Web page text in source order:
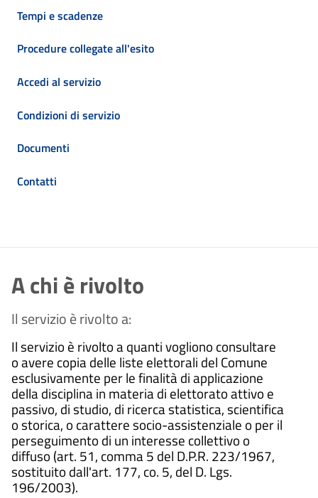
Tempi e scadenze
Procedure collegate all'esito
Accedi al servizio
Condizioni di servizio
Documenti
Contatti
A chi è rivolto
Il servizio è rivolto a:
Il servizio è rivolto a quanti vogliono consultare
o avere copia delle liste elettorali del Comune
esclusivamente per le finalità di applicazione
della disciplina in materia di elettorato attivo e
passivo, di studio, di ricerca statistica, scientifica
o storica, o carattere socio-assistenziale o per il
perseguimento di un interesse collettivo o
diffuso (art. 51, comma 5 del D.P.R. 223/1967,
sostituito dall'art. 177, co. 5, del D. Lgs.
196/2003).